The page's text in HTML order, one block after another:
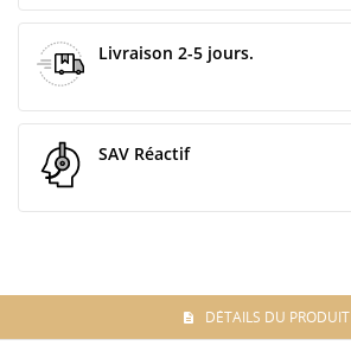
Livraison 2-5 jours.
SAV Réactif
DÉTAILS DU PRODUIT